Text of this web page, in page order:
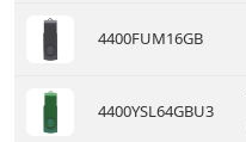
4400FUM16GB
4400YSL64GBU3